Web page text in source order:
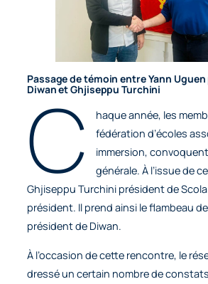
Passage de témoin entre Yann
Diwan et Ghjiseppu Turchini
C
haque année, les
fédération d’écoles
immersion,
générale. À l’issue de
Ghjiseppu Turchini président de
président. Il prend ainsi le flambeau
président de Diwan.
À l’occasion de cette rencontre, le
dressé un certain nombre de